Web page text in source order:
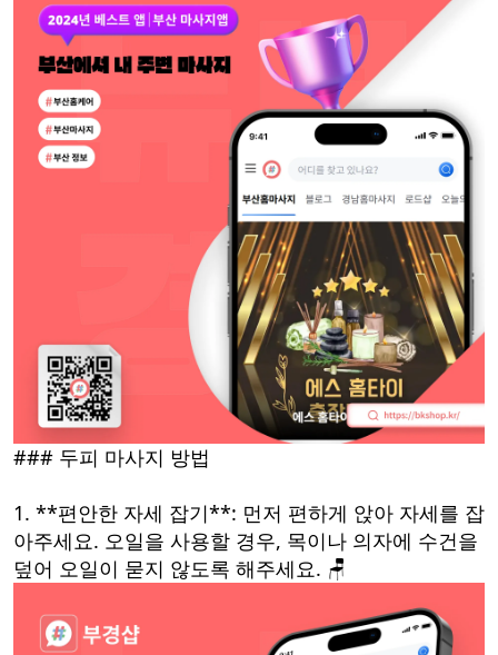
### 두피 마사지 방법
1. **편안한 자세 잡기**: 먼저 편하게 앉아 자세를 잡
아주세요. 오일을 사용할 경우, 목이나 의자에 수건을
덮어 오일이 묻지 않도록 해주세요. 🪑